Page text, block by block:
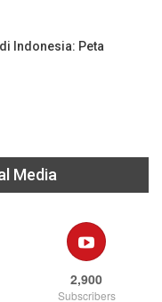
Indonesia: Peta
Media
2,900
Subscribers